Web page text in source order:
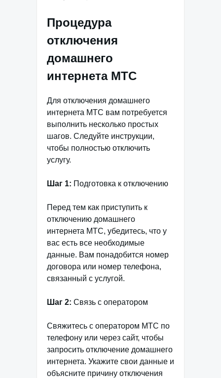
Процедура
отключения
домашнего
интернета МТС
Для отключения домашнего
интернета МТС вам потребуется
выполнить несколько простых
шагов. Следуйте инструкции,
чтобы полностью отключить
услугу.
Шаг 1: Подготовка к отключению
Перед тем как приступить к
отключению домашнего
интернета МТС, убедитесь, что у
вас есть все необходимые
данные. Вам понадобится номер
договора или номер телефона,
связанный с услугой.
Шаг 2: Связь с оператором
Свяжитесь с оператором МТС по
телефону или через сайт, чтобы
запросить отключение домашнего
интернета. Укажите свои данные и
объясните причину отключения